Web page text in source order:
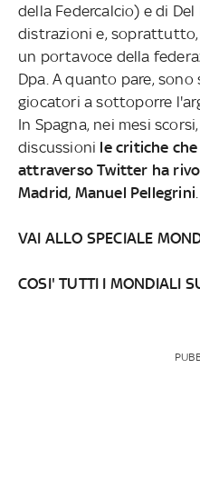
della Federcalcio) e di
distrazioni e,
un portavoce della
Dpa. A quanto pare,
giocatori a sottoporre
In Spagna, nei mesi
discussioni le critiche che
attraverso Twitter ha
Madrid, Manuel Pellegrini
VAI ALLO SPECIALE
COSI' TUTTI I MONDIALI